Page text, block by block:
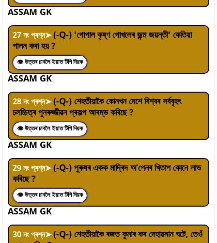
ASSAM GK
27নং প্ৰশ্ন➤(-Q-) 'গোপাল কৃষ্ণ গোখলেৰ জন্ম জয়ন্তী' কেতিয়া
পালন কৰা হয় ?
👁 উত্তৰ চাবলৈ ইয়াত টিপি দিয়ক
ASSAM GK
28নং প্ৰশ্ন➤(-Q-) শেহতীয়াকৈ কোনখন দেশে বিশ্বৰ সৰ্ববৃহৎ
চলচ্চিত্ৰ পুনৰুজ্জীৱন প্ৰকল্প আৰম্ভ কৰিছে ?
👁 উত্তৰ চাবলৈ ইয়াত টিপি দিয়ক
ASSAM GK
29নং প্ৰশ্ন➤(-Q-) পুৰুষৰ একক মাদ্ৰিদ অ’পেনৰ খিতাপ কোনে লাভ
কৰিছে ?
👁 উত্তৰ চাবলৈ ইয়াত টিপি দিয়ক
ASSAM GK
30নং প্ৰশ্ন➤(-Q-) শেহতীয়াকৈ ৰজত কুমাৰ কৰ দেহাৱসান ঘটে, তেওঁ